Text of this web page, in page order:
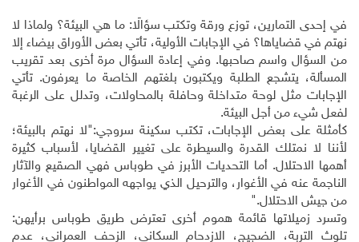
في إحدى التمارين، توزع ورقة وتكتب سؤالًا: ما هي البيئة؟ ولماذا لا
نهتم في قضاياها؟ في الإجابات الأولية، تأتي بعض الأوراق بيضاء إلا
من السؤال واسم صاحبها. وفي إعادة السؤال مرة أخرى بعد تقريب
المسألة، يتشجع الطلبة ويكتبون بلغتهم الخاصة ما يعرفون. تأتي
الإجابات مثل لوحة متداخلة وحافلة بالمحاولات، وتدلل على الرغبة
لفعل شيء من أجل البيئة.
كأمثلة على بعض الإجابات، تكتب سكينة سروجي:"لا نهتم بالبيئة؛
لأننا لا نمتلك القدرة والسيطرة على تغيير القضايا، لأسباب كثيرة
أهمها الاحتلال. أما التحديات الأبرز في طوباس فهي الصقيع والآثار
الناجمة عنه في الأغوار، والترحيل الذي يواجهه المواطنون في الأغوار
من جيش الاحتلال."
وتسرد زميلاتها قائمة هموم أخرى تعترض طريق طوباس برأيهن:
تلوث التربة، الضجيج، الازدحام السكاني، الزحف العمراني، عدم